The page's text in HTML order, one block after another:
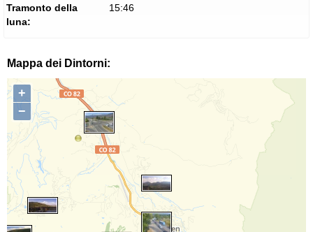
Tramonto della
luna:
15:46
Mappa dei Dintorni:
+
−